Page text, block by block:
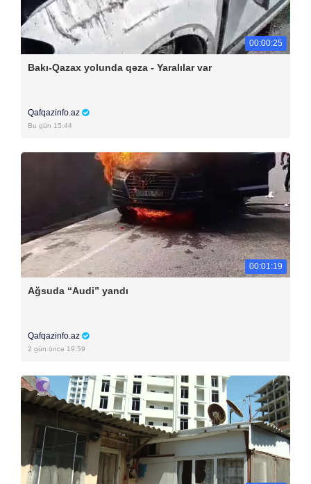
00:00:25
Bakı-Qazax yolunda qəza - Yaralılar var
Qafqazinfo.az
Bu gün 15:44
00:01:19
Ağsuda “Audi” yandı
Qafqazinfo.az
2 gün öncə 19:59